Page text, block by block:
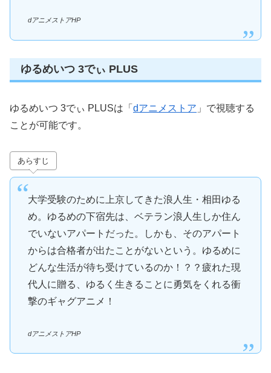
dアニメストアHP
ゆるめいつ 3でぃ PLUS
ゆるめいつ 3でぃ PLUSは「 dアニメストア 」で視聴する
ことが可能です。
あらすじ
大学受験のために上京してきた浪人生・相田ゆる
め。ゆるめの下宿先は、ベテラン浪人生しか住ん
でいないアパートだった。しかも、そのアパート
からは合格者が出たことがないという。ゆるめに
どんな生活が待ち受けているのか！？？疲れた現
代人に贈る、ゆるく生きることに勇気をくれる衝
撃のギャグアニメ！
dアニメストアHP